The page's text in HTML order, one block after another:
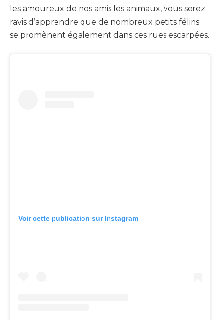
les amoureux de nos amis les animaux, vous serez
ravis d’apprendre que de nombreux petits félins
se promènent également dans ces rues escarpées.
Voir cette publication sur Instagram